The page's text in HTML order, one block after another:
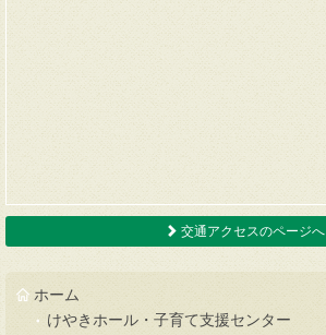
交通アクセスのページへ
ホーム
けやきホール・子育て支援センター